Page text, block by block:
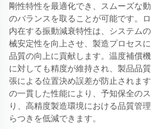
剛性特性を最適化でき、スムーズな
のバランスを取ることが可能です。
内在する振動減衰特性は、システム
械安定性を向上させ、製造プロセス
品質の向上に貢献します。温度補償
に対しても精度が維持され、製品品
張による位置決め誤差が防止されま
の一貫した性能により、予知保全の
り、高精度製造環境における品質管
らつきを低減できます。